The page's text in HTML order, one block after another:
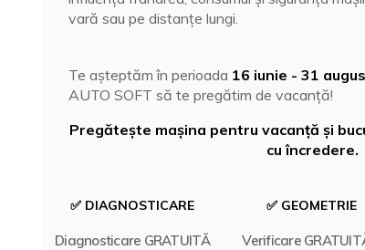
vară sau pe distanțe lungi.
Te așteptăm în perioada 16 iunie - 31
AUTO SOFT să te pregătim de vacanță!
Pregătește mașina pentru vacanță și
cu încredere.
✅ DIAGNOSTICARE
Diagnosticare GRATUITĂ
✅ GEOMETRIE
Verificare